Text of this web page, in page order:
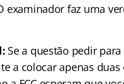
examinador faz uma
Se a questão pedir
a colocar apenas